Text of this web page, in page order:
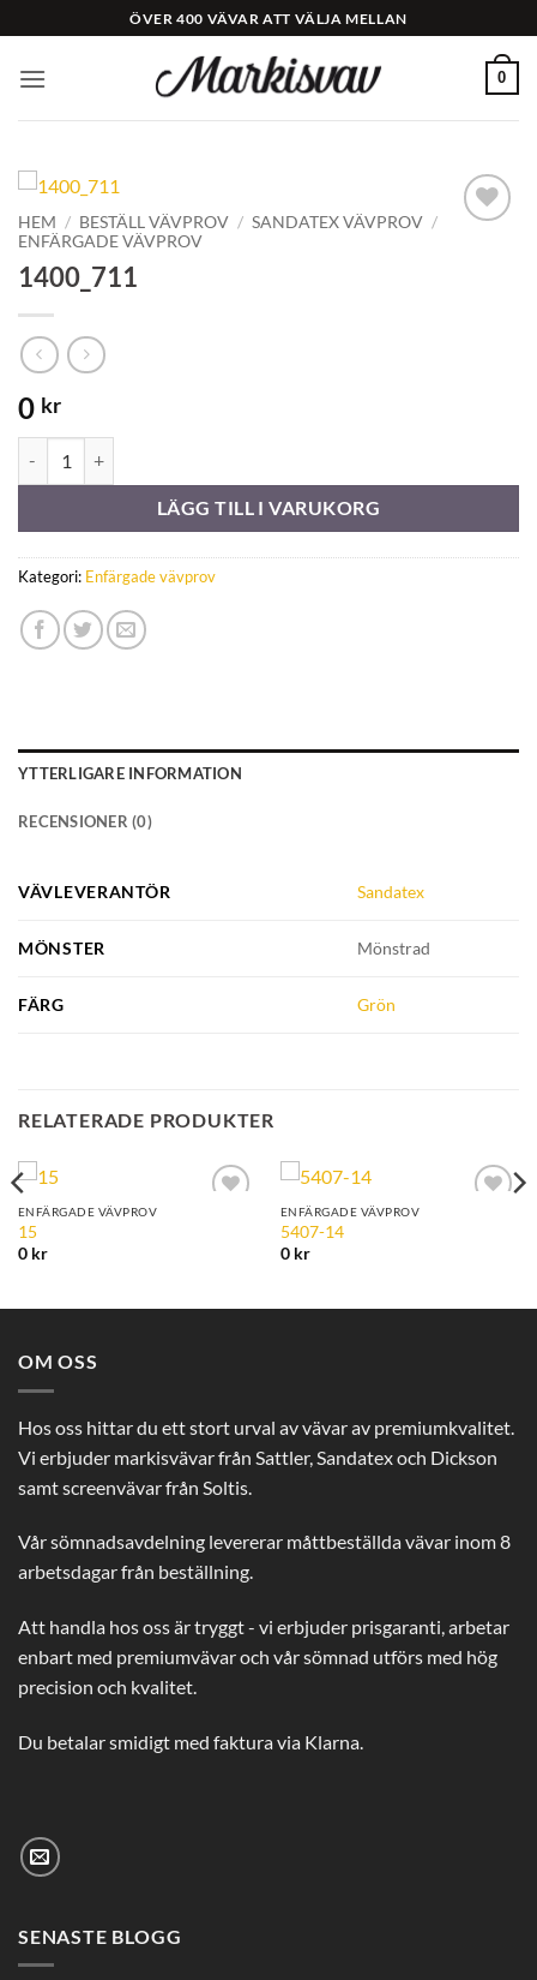
to
content
ÖVER 400 VÄVAR ATT VÄLJA MELLAN
0
HEM / BESTÄLL VÄVPROV / SANDATEX VÄVPROV /
ENFÄRGADE VÄVPROV
1400_711
0 kr
LÄGG TILL I VARUKORG
Kategori: Enfärgade vävprov
YTTERLIGARE INFORMATION
RECENSIONER (0)
VÄVLEVERANTÖR Sandatex
MÖNSTER Mönstrad
FÄRG Grön
RELATERADE PRODUKTER
ENFÄRGADE VÄVPROV
15
0 kr
ENFÄRGADE VÄVPROV
5407-14
0 kr
OM OSS
Hos oss hittar du ett stort urval av vävar av premiumkvalitet.
Vi erbjuder markisvävar från Sattler, Sandatex och Dickson
samt screenvävar från Soltis.
Vår sömnadsavdelning levererar måttbeställda vävar inom 8
arbetsdagar från beställning.
Att handla hos oss är tryggt - vi erbjuder prisgaranti, arbetar
enbart med premiumvävar och vår sömnad utförs med hög
precision och kvalitet.
Du betalar smidigt med faktura via Klarna.
SENASTE BLOGG